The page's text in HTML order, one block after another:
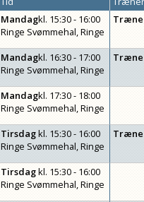
Mandagkl. 15:30 - 16:00
Ringe Svømmehal, Ringe
Mandagkl. 16:30 - 17:00
Ringe Svømmehal, Ringe
Mandagkl. 17:30 - 18:00
Ringe Svømmehal, Ringe
Tirsdagkl. 15:30 - 16:00
Ringe Svømmehal, Ringe
Tirsdagkl. 15:30 - 16:00
Ringe Svømmehal, Ringe